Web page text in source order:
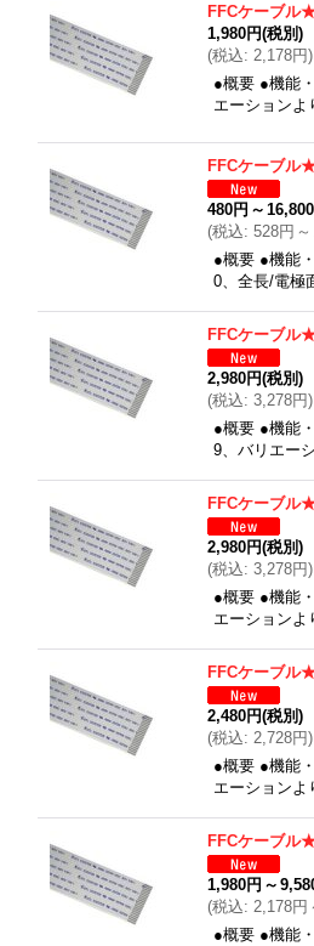
FFCケーブル
1,980円(税別)
(税込: 2,178円)
●概要 ●機能
エーション
FFCケーブル
480円 ～
(税込: 528円 ～
●概要 ●機能
0、全長/電極
FFCケーブル
2,980円(税別)
(税込: 3,278円)
●概要 ●機能
9、バリエー
FFCケーブル
2,980円(税別)
(税込: 3,278円)
●概要 ●機能
エーション
FFCケーブル
2,480円(税別)
(税込: 2,728円)
●概要 ●機能
エーション
FFCケーブル
1,980円 ～
(税込: 2,178円
●概要 ●機能